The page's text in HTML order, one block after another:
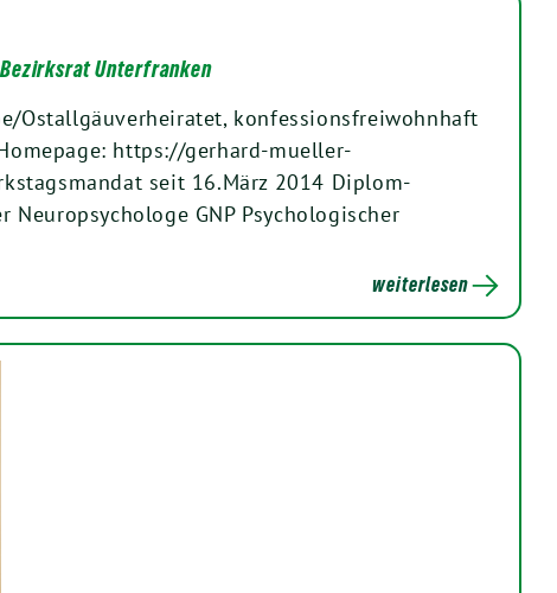
Unterfranken
Ostallgäuverheiratet, konfessionsfreiwohnhaft
https://gerhard-mueller-
seit 16.März 2014 Diplom-
Neuropsychologe GNP Psychologischer
weiterlesen